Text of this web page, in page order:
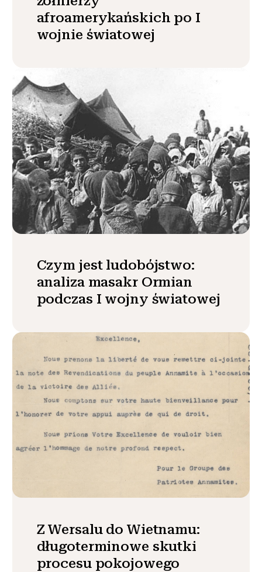
afroamerykańskich po I
wojnie światowej
Czym jest ludobójstwo:
analiza masakr Ormian
podczas I wojny światowej
Z Wersalu do Wietnamu:
długoterminowe skutki
procesu pokojowego